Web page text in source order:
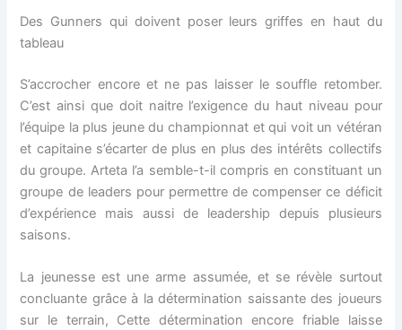
Des Gunners qui doivent poser leurs griffes en haut du
tableau
S’accrocher encore et ne pas laisser le souffle retomber.
C’est ainsi que doit naitre l’exigence du haut niveau pour
l’équipe la plus jeune du championnat et qui voit un vétéran
et capitaine s’écarter de plus en plus des intérêts collectifs
du groupe. Arteta l’a semble-t-il compris en constituant un
groupe de leaders pour permettre de compenser ce déficit
d’expérience mais aussi de leadership depuis plusieurs
saisons.
La jeunesse est une arme assumée, et se révèle surtout
concluante grâce à la détermination saissante des joueurs
sur le terrain, Cette détermination encore friable laisse